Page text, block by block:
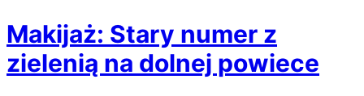
Makijaż: Stary numer z
zielenią na dolnej powiece